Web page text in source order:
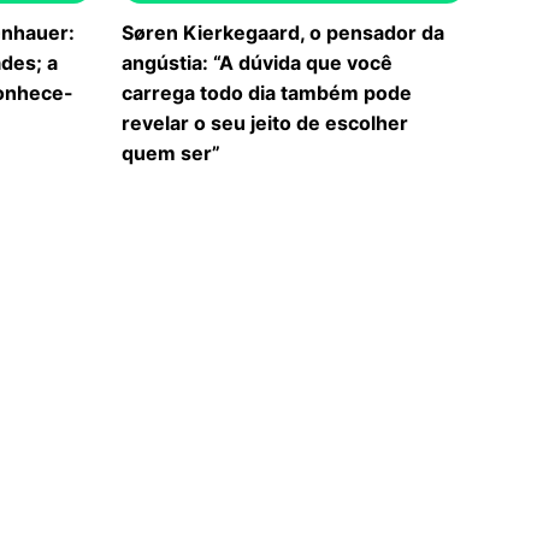
a
Søren Kierkegaard, o pensador da
angústia: “A dúvida que você
carrega todo dia também pode
revelar o seu jeito de escolher
quem ser”